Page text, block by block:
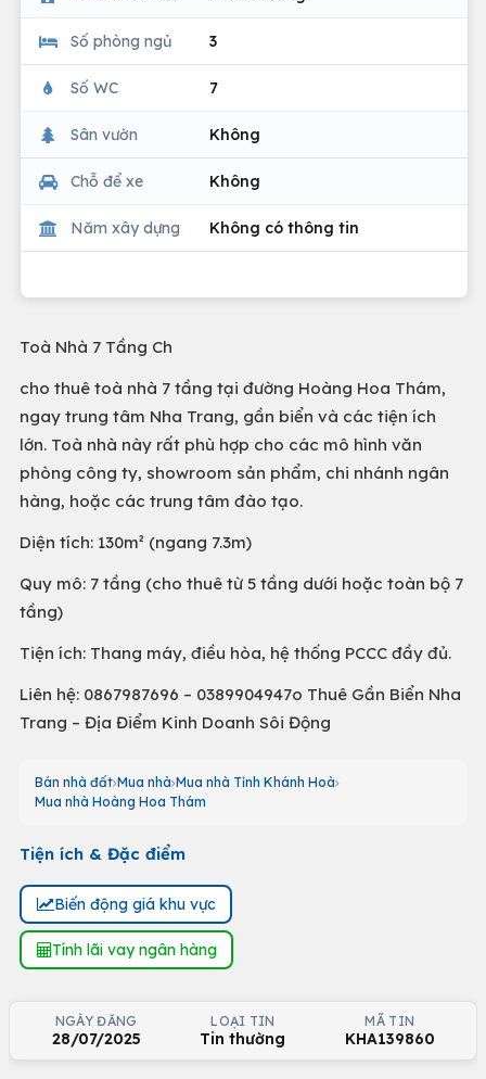
Số phòng ngủ 3
Số WC 7
Sân vườn Không
Chỗ để xe Không
Năm xây dựng Không có thông tin
Toà Nhà 7 Tầng Ch
cho thuê toà nhà 7 tầng tại đường Hoàng Hoa Thám,
ngay trung tâm Nha Trang, gần biển và các tiện ích
lớn. Toà nhà này rất phù hợp cho các mô hình văn
phòng công ty, showroom sản phẩm, chi nhánh ngân
hàng, hoặc các trung tâm đào tạo.
Diện tích: 130m² (ngang 7.3m)
Quy mô: 7 tầng (cho thuê từ 5 tầng dưới hoặc toàn bộ 7
tầng)
Tiện ích: Thang máy, điều hòa, hệ thống PCCC đầy đủ.
Liên hệ: 0867987696 – 0389904947o Thuê Gần Biển Nha
Trang – Địa Điểm Kinh Doanh Sôi Động
Bán nhà đất Mua nhà Mua nhà Tỉnh Khánh Hoà
Mua nhà Hoàng Hoa Thám
Tiện ích & Đặc điểm
Biến động giá khu vực
Tính lãi vay ngân hàng
NGÀY ĐĂNG
28/07/2025
LOẠI TIN
Tin thường
MÃ TIN
KHA139860